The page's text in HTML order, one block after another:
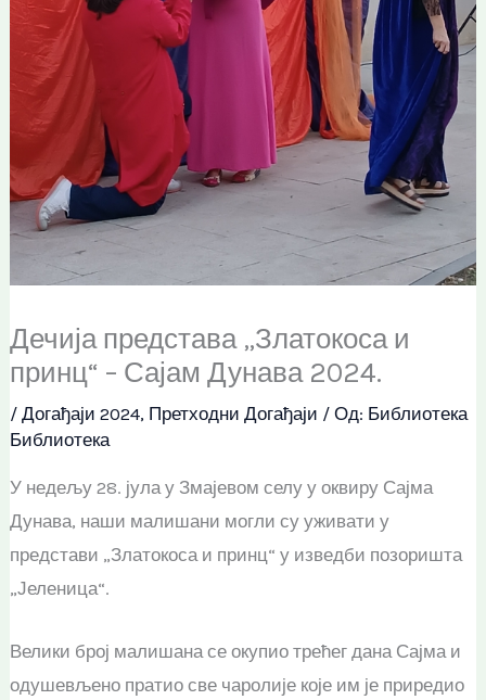
Дечија представа „Златокоса и
принц“ – Сајам Дунава 2024.
/Догађаји 2024, Претходни Догађаји / Од: Библиотека
Библиотека
У недељу 28. јула у Змајевом селу у оквиру Сајма
Дунава, наши малишани могли су уживати у
представи „Златокоса и принц“ у изведби позоришта
„Јеленица“.
Велики број малишана се окупио трећег дана Сајма и
одушевљено пратио све чаролије које им је приредио